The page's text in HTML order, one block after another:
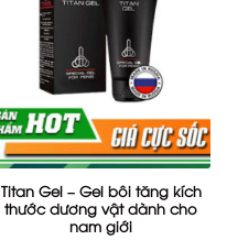
Titan Gel – Gel bôi tăng kích
thước dương vật dành cho
nam giới